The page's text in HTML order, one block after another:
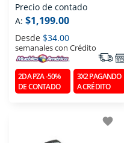
Precio de contado
A: $1,199.00
Desde $34.00
semanales con Crédito
2DA PZA -50%
DE CONTADO
3X2 PAGANDO
A CRÉDITO
favorite